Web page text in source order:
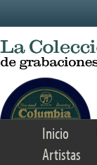
Inicio
Artistas